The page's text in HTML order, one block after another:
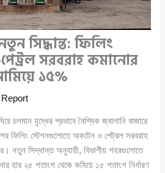
সিদ্ধান্ত: ফিলিং
সরবরাহ কমানোর
১৫%
চলমান যুদ্ধের প্রভাবে বৈশ্বিক জ্বালানি বাজারে
ফিলিং স্টেশনগুলোতে অকটেন ও পেট্রল সরবরাহ
নতুন সিদ্ধান্ত অনুযায়ী, বিভাগীয় শহরগুলোতে
হার ২৫ শতাংশ থেকে কমিয়ে ১৫ শতাংশ নির্ধারণ